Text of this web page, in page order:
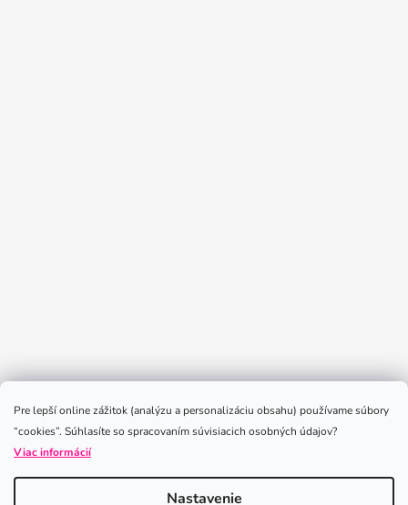
Pre lepší online zážitok (analýzu a personalizáciu obsahu) používame súbory
“cookies”. Súhlasíte so spracovaním súvisiacich osobných údajov?
Viac informácií
Nastavenie
Sledovať na Instagrame